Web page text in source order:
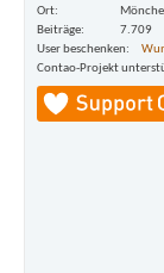
Ort
Beiträge
7.709
User beschenken
Contao-Projekt